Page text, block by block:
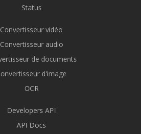
Status
Convertisseur vidéo
Convertisseur audio
de documents
d'image
OCR
Developers API
API Docs